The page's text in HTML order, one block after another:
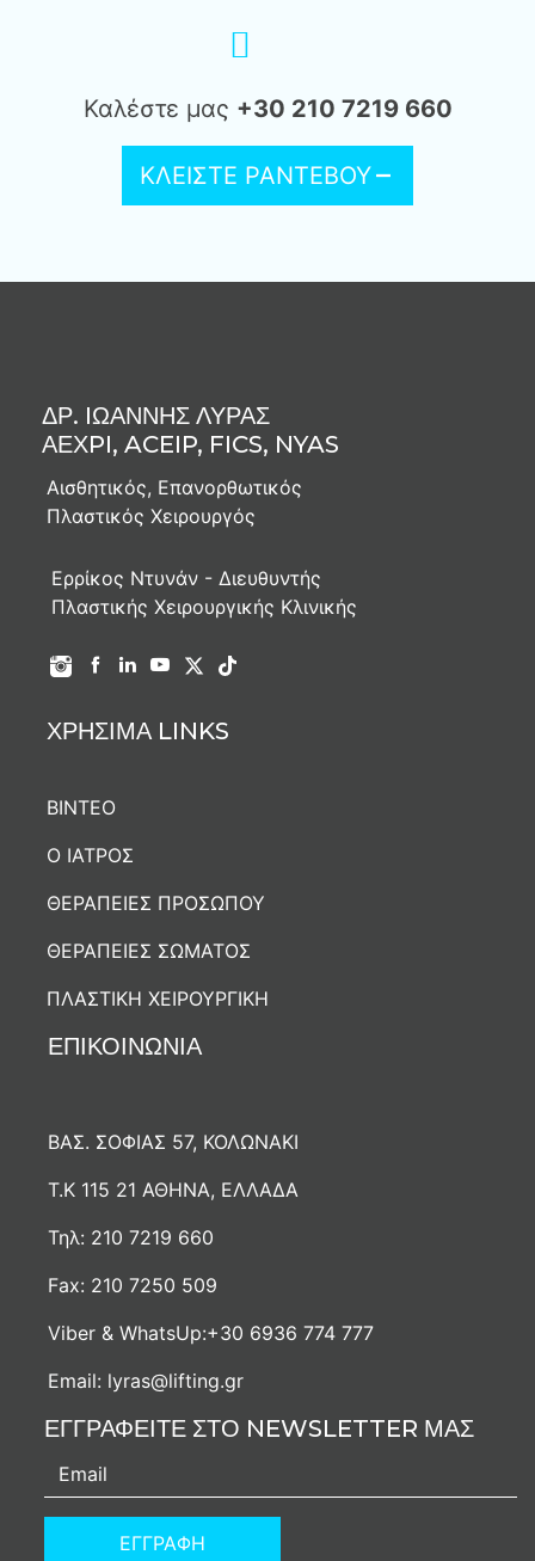
Καλέστε μας +30 210 7219 660
ΚΛΕΙΣΤΕ ΡΑΝΤΕΒΟΥ
ΔΡ. IΩΑΝΝΗΣ ΛΥΡΑΣ
ΑΕΧPI, ACEIP, FICS, NYAS
Αισθητικός, Επανορθωτικός
Πλαστικός Χειρουργός
Ερρίκος Ντυνάν - Διευθυντής
Πλαστικής Χειρουργικής Κλινικής
ΧΡΗΣΙΜΑ LINKS
ΒΙΝΤΕΟ
Ο ΙΑΤΡΟΣ
ΘΕΡΑΠΕΙΕΣ ΠΡΟΣΩΠΟΥ
ΘΕΡΑΠΕΙΕΣ ΣΩΜΑΤΟΣ
ΠΛΑΣΤΙΚΗ ΧΕΙΡΟΥΡΓΙΚΗ
ΕΠΙΚΟΙΝΩΝΙΑ
ΒΑΣ. ΣΟΦΙΑΣ 57, ΚΟΛΩΝΑΚΙ
Τ.Κ 115 21 ΑΘΗΝΑ, ΕΛΛΑΔΑ
Τηλ: 210 7219 660
Fax: 210 7250 509
Viber & WhatsUp:+30 6936 774 777
Email: lyras@lifting.gr
ΕΓΓΡΑΦΕΙΤΕ ΣΤΟ NEWSLETTER ΜΑΣ
ΕΓΓΡΑΦΗ